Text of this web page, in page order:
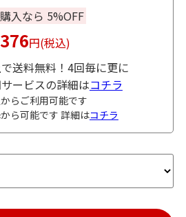
入なら 5%OFF
円(税込)
送料無料！4回毎に更に
ービスの詳細はコチラ
らご利用可能です
ら可能です 詳細はコチラ